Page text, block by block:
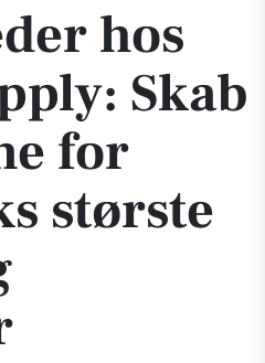
hos
Skab
for
største